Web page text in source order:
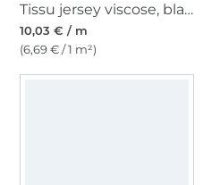
Tissu jersey viscose, blanc cassé
10,03 € / m
(6,69 € / 1 m²)